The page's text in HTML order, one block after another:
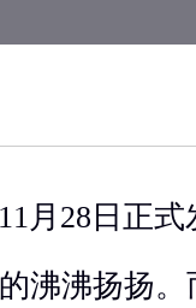
月28日正
沸沸扬扬。